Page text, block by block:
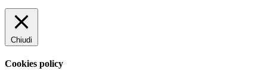
Chiudi
Cookies policy